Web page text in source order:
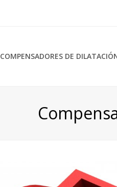
COMPENSADORES DE